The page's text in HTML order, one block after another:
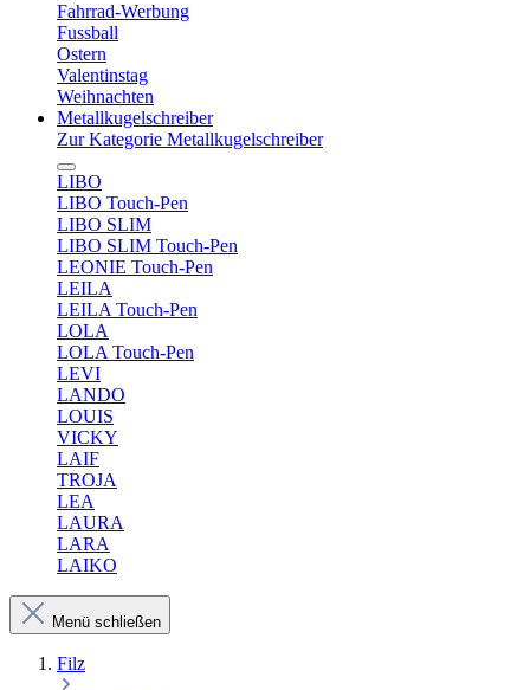
Fahrrad-Werbung
Fussball
Ostern
Valentinstag
Weihnachten
Metallkugelschreiber
Zur Kategorie Metallkugelschreiber
LIBO
LIBO Touch-Pen
LIBO SLIM
LIBO SLIM Touch-Pen
LEONIE Touch-Pen
LEILA
LEILA Touch-Pen
LOLA
LOLA Touch-Pen
LEVI
LANDO
LOUIS
VICKY
LAIF
TROJA
LEA
LAURA
LARA
LAIKO
Menü schließen
Filz